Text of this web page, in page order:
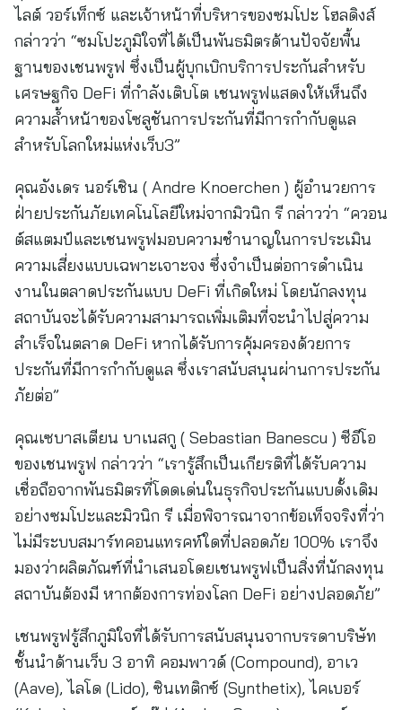
ไลต์ วอร์เท็กซ์ และเจ้าหน้าที่บริหารของซมโปะ โฮลดิงส์
กล่าวว่า “ซมโปะภูมิใจที่ได้เป็นพันธมิตรด้านปัจจัยพื้น
ฐานของเชนพรูฟ ซึ่งเป็นผู้บุกเบิกบริการประกันสำหรับ
เศรษฐกิจ DeFi ที่กำลังเติบโต เชนพรูฟแสดงให้เห็นถึง
ความล้ำหน้าของโซลูชันการประกันที่มีการกำกับดูแล
สำหรับโลกใหม่แห่งเว็บ3”
คุณอังเดร นอร์เชิน ( Andre Knoerchen ) ผู้อำนวยการ
ฝ่ายประกันภัยเทคโนโลยีใหม่จากมิวนิก รี กล่าวว่า “ควอน
ต์สแตมป์และเชนพรูฟมอบความชำนาญในการประเมิน
ความเสี่ยงแบบเฉพาะเจาะจง ซึ่งจำเป็นต่อการดำเนิน
งานในตลาดประกันแบบ DeFi ที่เกิดใหม่ โดยนักลงทุน
สถาบันจะได้รับความสามารถเพิ่มเติมที่จะนำไปสู่ความ
สำเร็จในตลาด DeFi หากได้รับการคุ้มครองด้วยการ
ประกันที่มีการกำกับดูแล ซึ่งเราสนับสนุนผ่านการประกัน
ภัยต่อ”
คุณเซบาสเตียน บาเนสกู ( Sebastian Banescu ) ซีอีโอ
ของเชนพรูฟ กล่าวว่า “เรารู้สึกเป็นเกียรติที่ได้รับความ
เชื่อถือจากพันธมิตรที่โดดเด่นในธุรกิจประกันแบบดั้งเดิม
อย่างซมโปะและมิวนิก รี เมื่อพิจารณาจากข้อเท็จจริงที่ว่า
ไม่มีระบบสมาร์ทคอนแทรคท์ใดที่ปลอดภัย 100% เราจึง
มองว่าผลิตภัณฑ์ที่นำเสนอโดยเชนพรูฟเป็นสิ่งที่นักลงทุน
สถาบันต้องมี หากต้องการท่องโลก DeFi อย่างปลอดภัย”
เชนพรูฟรู้สึกภูมิใจที่ได้รับการสนับสนุนจากบรรดาบริษัท
ชั้นนำด้านเว็บ 3 อาทิ คอมพาวด์ (Compound), อาเว
(Aave), ไลโด (Lido), ซินเทติกซ์ (Synthetix), ไคเบอร์